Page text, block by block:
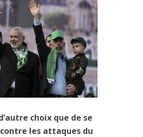
choix que de se
les attaques du